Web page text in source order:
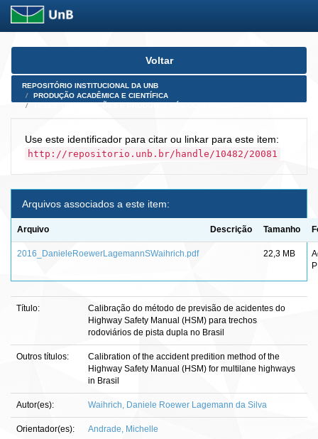
Skip
Voltar
REPOSITÓRIO INSTITUCIONAL DA UNB
PRODUÇÃO ACADÊMICA E CIENTÍFICA
Use este identificador para citar ou linkar para este item:
http://repositorio.unb.br/handle/10482/20081
Arquivos associados a este item:
Arquivo Descrição Tamanho
2016_DanieleRoewerLagemannSWaihrich.pdf 22,3 MB
Título:
Calibração do método de previsão de acidentes do
Highway Safety Manual (HSM) para trechos
rodoviários de pista dupla no Brasil
Outros títulos:
Calibration of the accident predition method of the
Highway Safety Manual (HSM) for multilane highways
in Brasil
Autor(es): Waihrich, Daniele Roewer Lagemann da Silva
Orientador(es): Andrade, Michelle